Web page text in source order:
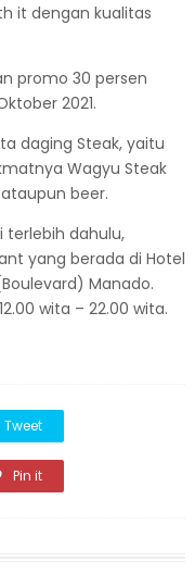
it dengan kualitas
promo 30 persen
2021.
daging Steak, yaitu
Wagyu Steak
beer.
terlebih dahulu,
yang berada di Hotel
Manado.
wita – 22.00 wita.
Tweet
Pin it